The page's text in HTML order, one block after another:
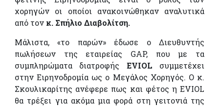
χορηγών οι οποίοι ανακοινώθηκαν αναλυτικά
από τον κ. Σπήλιο Διαβολίτση.
Μάλιστα, «το παρών» έδωσε ο Διευθυντής
πωλήσεων της εταιρείας GAP, που με τα
συμπληρώματα διατροφής EVIOL συμμετέχει
στην Ειρηνοδρομία ως ο Μεγάλος Χορηγός. Ο κ.
Σκουλικαρίτης ανέφερε πως και φέτος η EVIOL
θα τρέξει για ακόμα μια φορά στη γειτονιά της